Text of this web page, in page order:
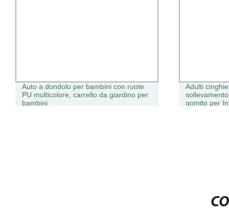
Auto a dondolo per bambini con ruote
PU multicolore, carrello da giardino per
bambini
Adulti
gomito per